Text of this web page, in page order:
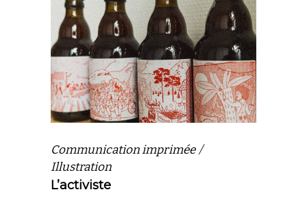
Communication imprimée
Illustration
L’activiste